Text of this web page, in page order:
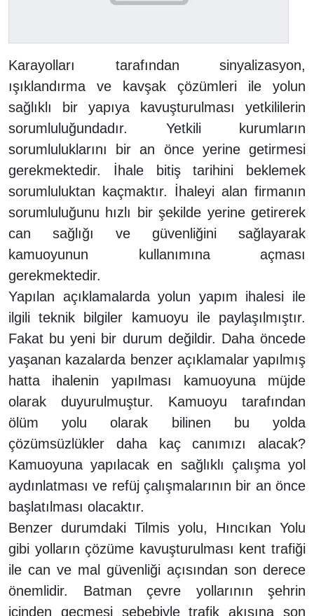
Karayolları tarafından sinyalizasyon,
ışıklandırma ve kavşak çözümleri ile yolun
sağlıklı bir yapıya kavuşturulması yetkililerin
sorumluluğundadır. Yetkili kurumların
sorumluluklarını bir an önce yerine getirmesi
gerekmektedir. İhale bitiş tarihini beklemek
sorumluluktan kaçmaktır. İhaleyi alan firmanın
sorumluluğunu hızlı bir şekilde yerine getirerek
can sağlığı ve güvenliğini sağlayarak
kamuoyunun kullanımına açması
gerekmektedir.
Yapılan açıklamalarda yolun yapım ihalesi ile
ilgili teknik bilgiler kamuoyu ile paylaşılmıştır.
Fakat bu yeni bir durum değildir. Daha öncede
yaşanan kazalarda benzer açıklamalar yapılmış
hatta ihalenin yapılması kamuoyuna müjde
olarak duyurulmuştur. Kamuoyu tarafından
ölüm yolu olarak bilinen bu yolda
çözümsüzlükler daha kaç canımızı alacak?
Kamuoyuna yapılacak en sağlıklı çalışma yol
aydınlatması ve refüj çalışmalarının bir an önce
başlatılması olacaktır.
Benzer durumdaki Tilmis yolu, Hıncıkan Yolu
gibi yolların çözüme kavuşturulması kent trafiği
ile can ve mal güvenliği açısından son derece
önemlidir. Batman çevre yollarının şehrin
içinden geçmesi sebebiyle trafik akışına son